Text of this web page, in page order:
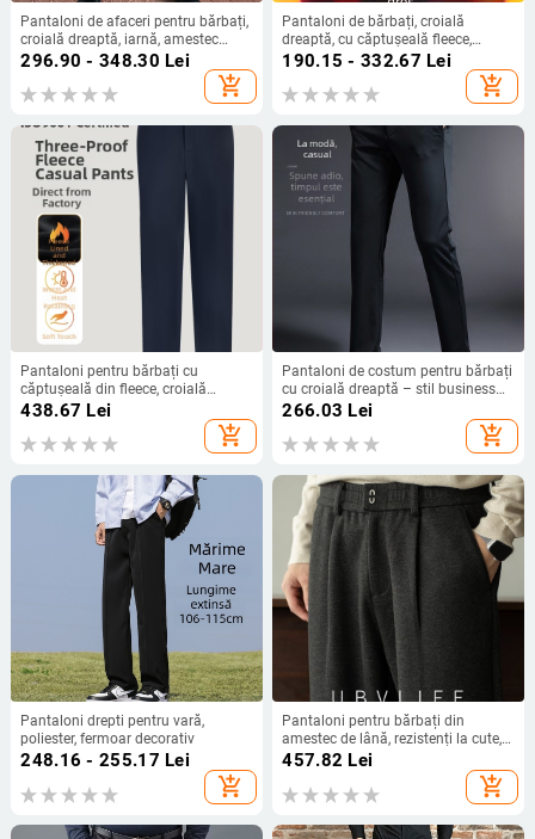
Pantaloni de afaceri pentru bărbați,
croială dreaptă, iarnă, amestec
poliester-viscoză, finisaj fără
296.90 - 348.30 Lei
add_shopping_cart
Pantaloni de bărbați, croială
dreaptă, cu căptușeală fleece,
pentru iarnă, croială relaxată,
pentru bărbați adulți de vârstă
mijlocie
190.15 - 332.67 Lei
add_shopping_cart
Pantaloni pentru bărbați cu
căptușeală din fleece, croială
dreaptă, pantaloni de lucru,
impermeabili și rezistenți la ulei, cu
buzunare multiple
438.67 Lei
add_shopping_cart
Pantaloni de costum pentru bărbați
cu croială dreaptă – stil business
ușor, țesătură Nylon 78,7% /
Elastan 5,2%, elasticitate pe patru
fețe, potriviți pentru toate
266.03 Lei
add_shopping_cart
Pantaloni drepti pentru vară,
poliester, fermoar decorativ
248.16 - 255.17 Lei
add_shopping_cart
Pantaloni pentru bărbați din
amestec de lână, rezistenți la cute,
croi drept, pantaloni de costum,
primăvara 2026
457.82 Lei
add_shopping_cart